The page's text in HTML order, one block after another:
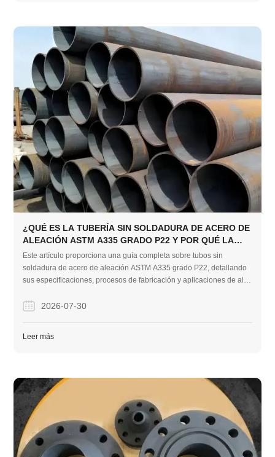
¿QUÉ ES LA TUBERÍA SIN SOLDADURA DE ACERO DE
ALEACIÓN ASTM A335 GRADO P22 Y POR QUÉ LA
NECESITA?
Este artículo proporciona una guía completa sobre tubos sin
soldadura de acero de aleación ASTM A335 grado P22, detallando
sus especificaciones, procesos de fabricación y aplicaciones de alta
empresa como un proveedor global confiable, con éxito probado del
2026-07-30
Leer más